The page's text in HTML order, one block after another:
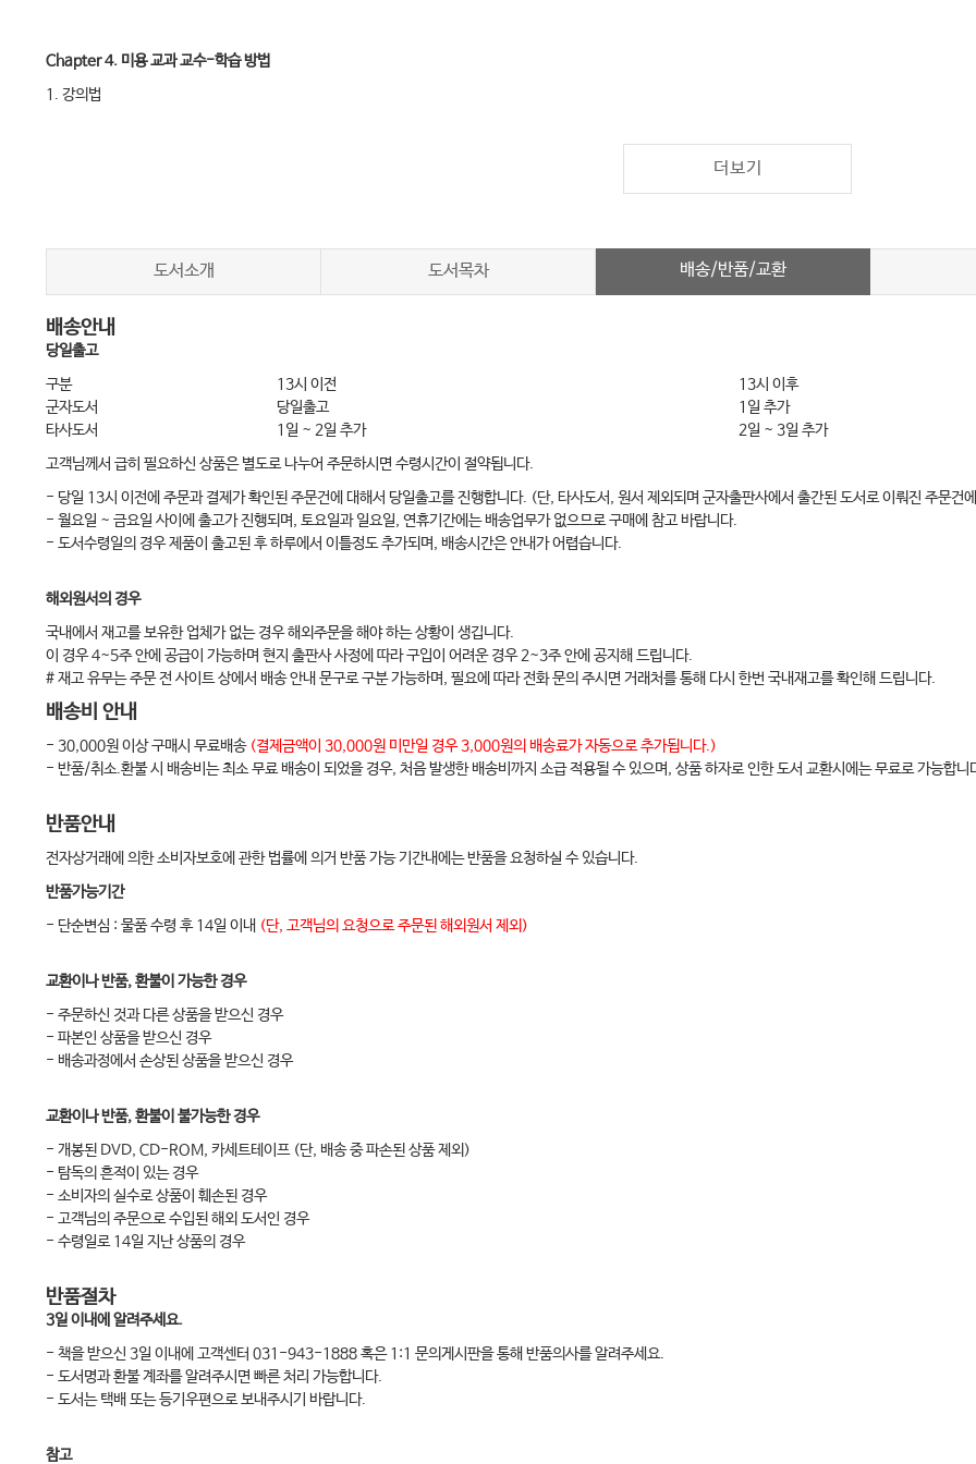
Chapter 4. 미용 교과 교수-학습 방법
1. 강의법
7. 역할놀이
8. 시범·실습법
10. 블렌디드 러닝
11. 플립드 러닝(거꾸로 학습)
Chapter 5. 미용 교과 수업 목표 진술
1. 블룸(Bloom)
3. 메이거(Mager)
4. 가네(Gagne)
5. 그론룬드(Gronlund)
더보기
도서소개 도서목차 배송/반품/교환
배송안내
당일출고
구분
13시 이전
13시 이후
군자도서
당일출고
1일 추가
타사도서
1일 ~ 2일 추가
2일 ~ 3일 추가
고객님께서 급히 필요하신 상품은 별도로 나누어 주문하시면 수령시간이 절약됩니다.
- 당일 13시 이전에 주문과 결제가 확인된 주문건에 대해서 당일출고를 진행합니다. (단, 타사도서, 원서 제외되며 군자출판사에서 출간된 도서로 이뤄진 주문건
- 월요일 ~ 금요일 사이에 출고가 진행되며, 토요일과 일요일, 연휴기간에는 배송업무가 없으므로 구매에 참고 바랍니다.
- 도서수령일의 경우 제품이 출고된 후 하루에서 이틀정도 추가되며, 배송시간은 안내가 어렵습니다.
해외원서의 경우
국내에서 재고를 보유한 업체가 없는 경우 해외주문을 해야 하는 상황이 생깁니다.
이 경우 4~5주 안에 공급이 가능하며 현지 출판사 사정에 따라 구입이 어려운 경우 2~3주 안에 공지해 드립니다.
# 재고 유무는 주문 전 사이트 상에서 배송 안내 문구로 구분 가능하며, 필요에 따라 전화 문의 주시면 거래처를 통해 다시 한번 국내재고를 확인해 드립니다.
배송비 안내
- 30,000원 이상 구매시 무료배송 (결제금액이 30,000원 미만일 경우 3,000원의 배송료가 자동으로 추가됩니다.)
- 반품/취소.환불 시 배송비는 최소 무료 배송이 되었을 경우, 처음 발생한 배송비까지 소급 적용될 수 있으며, 상품 하자로 인한 도서 교환시에는 무료로 가능합니
반품안내
전자상거래에 의한 소비자보호에 관한 법률에 의거 반품 가능 기간내에는 반품을 요청하실 수 있습니다.
반품가능기간
- 단순변심 : 물품 수령 후 14일 이내 (단, 고객님의 요청으로 주문된 해외원서 제외)
교환이나 반품, 환불이 가능한 경우
- 주문하신 것과 다른 상품을 받으신 경우
- 파본인 상품을 받으신 경우
- 배송과정에서 손상된 상품을 받으신 경우
교환이나 반품, 환불이 불가능한 경우
- 개봉된 DVD, CD-ROM, 카세트테이프 (단, 배송 중 파손된 상품 제외)
- 탐독의 흔적이 있는 경우
- 소비자의 실수로 상품이 훼손된 경우
- 고객님의 주문으로 수입된 해외 도서인 경우
- 수령일로 14일 지난 상품의 경우
반품절차
3일 이내에 알려주세요.
- 책을 받으신 3일 이내에 고객센터 031-943-1888 혹은 1:1 문의게시판을 통해 반품의사를 알려주세요.
- 도서명과 환불 계좌를 알려주시면 빠른 처리 가능합니다.
- 도서는 택배 또는 등기우편으로 보내주시기 바랍니다.
참고